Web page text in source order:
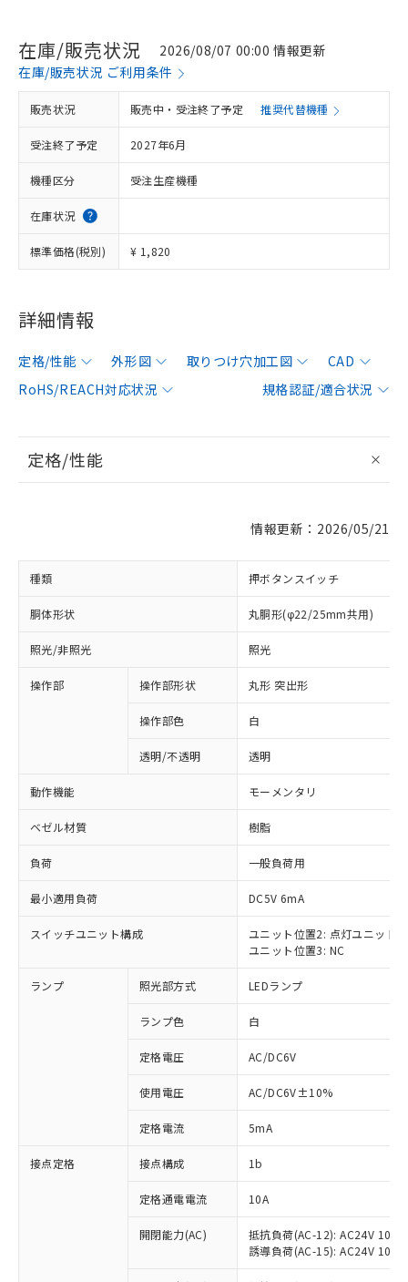
在庫/販売状況
2026/08/07 00:00 情報更新
在庫/販売状況 ご利用条件
販売状況 販売中・受注終了予定 推奨代替機種
受注終了予定 2027年6月
機種区分 受注生産機種
在庫状況
標準価格(税別) ¥ 1,820
詳細情報
定格/性能 外形図 取りつけ穴加工図
CAD
RoHS/REACH対応状況
規格認証/適合状況
定格/性能
情報更新：2026/05/21
種類 押ボタンスイッチ
胴体形状 丸胴形(φ22/25mm共用)
照光/非照光 照光
操作部 操作部形状 丸形 突出形
操作部色 白
透明/不透明 透明
動作機能 モーメンタリ
ベゼル材質 樹脂
負荷 一般負荷用
最小適用負荷 DC5V 6mA
スイッチユニット構成
ユニット位置2: 点灯ユニット
ユニット位置3: NC
ランプ 照光部方式 LEDランプ
ランプ色 白
定格電圧 AC/DC6V
使用電圧 AC/DC6V±10%
定格電流 5mA
接点定格 接点構成 1b
定格通電電流 10A
開閉能力(AC)
抵抗負荷(AC-12): AC24V 10A/
誘導負荷(AC-15): AC24V
以下の条件をお読みいただき、同意のうえ
本サービスは、当社制御機器事業取扱
商品の当社在庫状況および標準価格
(税抜)を提供させていただくもので
当社制御機器事業取扱商品の中には、
本サービスの対象外となる商品もある
非含有に対応した製品が提供可能な商品で
対応予定：EU RoHS指令（10物質）の非含
有に対応した製品に切り替える予定のある
対応予定なし：EU RoHS指令（10物質）の
非含有に非対応の商品で、対応品を出す予
調査・確認中：EU RoHS指令（10物質）の
非含有の対応状況を調査中または確認中の
非該当品：ライセンス料など無形物で、有
害物質有無と関係のない商品です。
仕入先様の事情により、非含有部品として
「○」：最大均質材料含有率が中国RoHSの
基準値以下であることを示します。
「×」：最大均質材料含有率が中国RoHSの